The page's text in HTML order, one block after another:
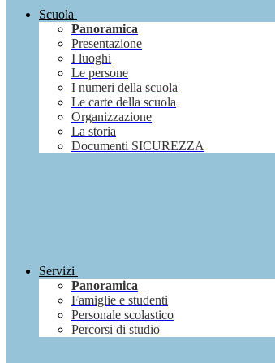
Scuola
Panoramica
Presentazione
I luoghi
Le persone
I numeri della scuola
Le carte della scuola
Organizzazione
La storia
Documenti SICUREZZA
Servizi
Panoramica
Famiglie e studenti
Personale scolastico
Percorsi di studio